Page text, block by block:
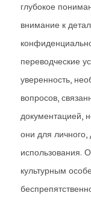
глубокое
внимание к
переводческие
уверенность,
вопросов,
документацией,
они для личного,
использования.
культурным